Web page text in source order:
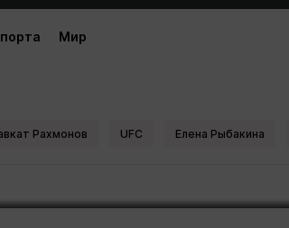
Мир
Рахмонов UFC Елена Рыбакина
на тренировке